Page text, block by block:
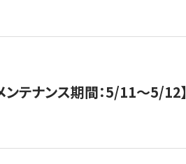
テナンス期間：5/11～5/12】